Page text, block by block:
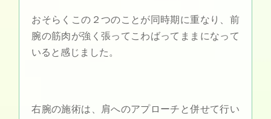
おそらくこの２つのことが同時期に重なり、前
腕の筋肉が強く張ってこわばってままになって
いると感じました。
右腕の施術は、肩へのアプローチと併せて行い